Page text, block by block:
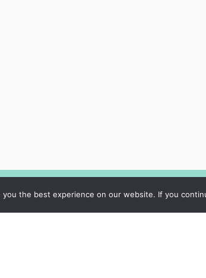
Datu privātuma
politika
the best experience on our website. If you